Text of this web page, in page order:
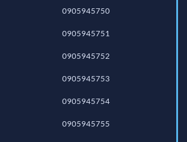
0905945750
0905945751
0905945752
0905945753
0905945754
0905945755